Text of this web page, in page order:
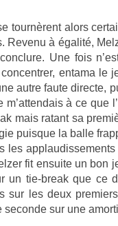
tournèrent alors
Re­venu à égalité,
Une fois
en­tama le
autre faute di­rec­te,
à ce que
mais ratant sa
puis­que la balle
les
fit en­suite un bon
un tie-break que ce
sur les deux
sur une